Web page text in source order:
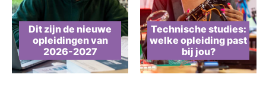
Dit zijn de nieuwe
opleidingen van
2026-2027
Technische studies:
welke opleiding past
bij jou?